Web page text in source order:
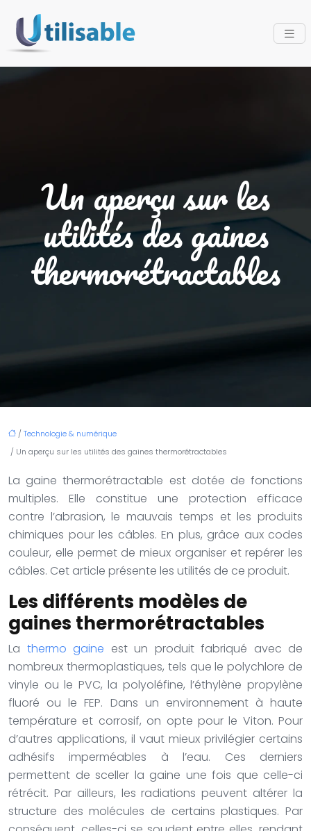
Un aperçu sur les
utilités des gaines
thermorétractables
/Technologie & numérique
/ Un aperçu sur les utilités des gaines thermorétractables
La gaine thermorétractable est dotée de fonctions
multiples. Elle constitue une protection efficace
contre l’abrasion, le mauvais temps et les produits
chimiques pour les câbles. En plus, grâce aux codes
couleur, elle permet de mieux organiser et repérer les
câbles. Cet article présente les utilités de ce produit.
Les différents modèles de
gaines thermorétractables
La thermo gaine est un produit fabriqué avec de
nombreux thermoplastiques, tels que le polychlore de
vinyle ou le PVC, la polyoléfine, l’éthylène propylène
fluoré ou le FEP. Dans un environnement à haute
température et corrosif, on opte pour le Viton. Pour
d’autres applications, il vaut mieux privilégier certains
adhésifs imperméables à l’eau. Ces derniers
permettent de sceller la gaine une fois que celle-ci
rétrécit. Par ailleurs, les radiations peuvent altérer la
structure des molécules de certains plastiques. Par